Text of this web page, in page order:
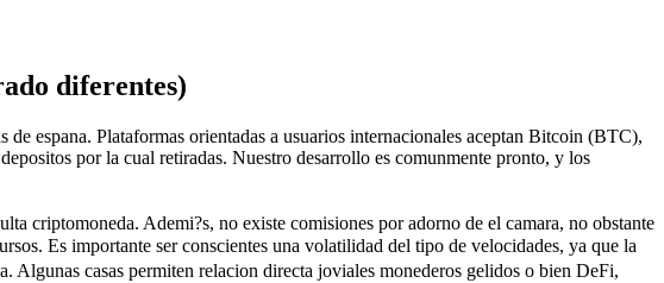
diferentes)
espana. Plataformas orientadas a usuarios internacionales aceptan Bitcoin (BTC),
por la cual retiradas. Nuestro desarrollo es comunmente pronto, y los
criptomoneda. Ademi?s, no existe comisiones por adorno de el camara, no obstante
Es importante ser conscientes una volatilidad del tipo de velocidades, ya que la
casas permiten relacion directa joviales monederos gelidos o bien DeFi,